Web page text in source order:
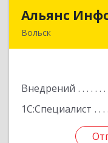
Альянс
Вольск
Внедрений
1С:Специалист